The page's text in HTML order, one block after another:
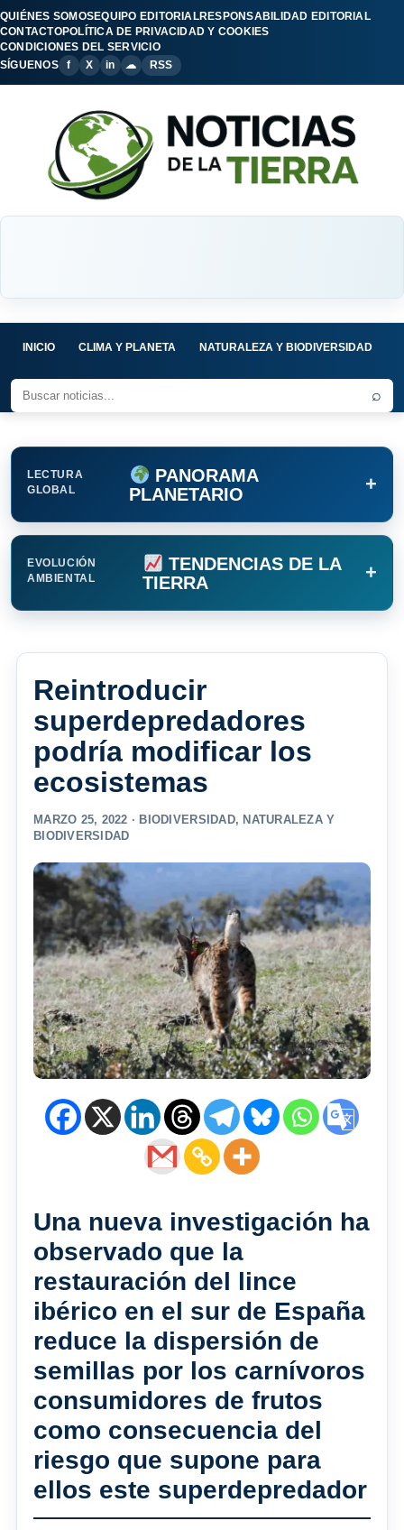
QUIÉNES SOMOSEQUIPO EDITORIALRESPONSABILIDAD EDITORIAL
CONTACTOPOLÍTICA DE PRIVACIDAD Y COOKIES
CONDICIONES DEL SERVICIO
SÍGUENOS
f X in ☁ RSS
INICIO CLIMA Y PLANETA NATURALEZA Y BIODIVERSIDAD
⌕
LECTURA
GLOBAL
PANORAMA
PLANETARIO
+
EVOLUCIÓN
AMBIENTAL
TENDENCIAS DE LA
TIERRA
+
Reintroducir
superdepredadores
podría modificar los
ecosistemas
MARZO 25, 2022 · BIODIVERSIDAD, NATURALEZA Y
BIODIVERSIDAD
Una nueva investigación ha
observado que la
restauración del lince
ibérico en el sur de España
reduce la dispersión de
semillas por los carnívoros
consumidores de frutos
como consecuencia del
riesgo que supone para
ellos este superdepredador